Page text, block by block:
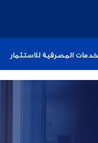
المصرفية للاستثمار